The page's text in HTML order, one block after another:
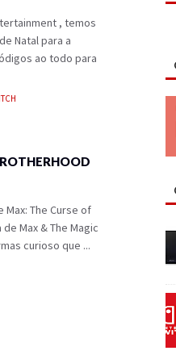
, temos
Natal para a
ao todo para
The Curse of
Max & The Magic
curioso que ...